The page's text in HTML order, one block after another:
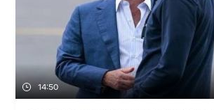
14:50